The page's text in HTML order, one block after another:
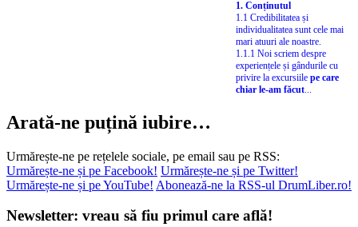
1. Conținutul
1.1 Credibilitatea și
individualitatea sunt cele mai
mari atuuri ale noastre.
1.1.1 Noi scriem despre
experiențele și gândurile cu
privire la excursiile pe care
chiar le-am făcut...
Arată-ne puțină iubire…
Urmărește-ne pe rețelele sociale, pe email sau pe RSS:
Urmărește-ne și pe Facebook! Urmărește-ne și pe Twitter!
Urmărește-ne și pe YouTube! Abonează-ne la RSS-ul DrumLiber.ro!
Newsletter: vreau să fiu primul care află!